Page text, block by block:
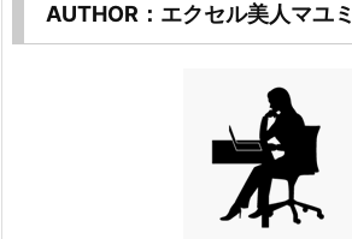
AUTHOR：エクセル美人マユミ